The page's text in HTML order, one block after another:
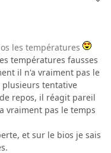
les températures
températures fausses
il n'a vraiment pas le
plusieurs tentative
repos, il réagit pareil
vraiment pas le temps
et sur le bios je sais